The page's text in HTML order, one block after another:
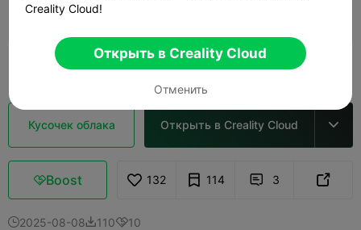
Узнать больше
Кусочек облака Открыть в Creality Cloud 
Boost 132 114  3 
2025-08-0811010
Creality Cloud!
Открыть в Creality Cloud
Отменить